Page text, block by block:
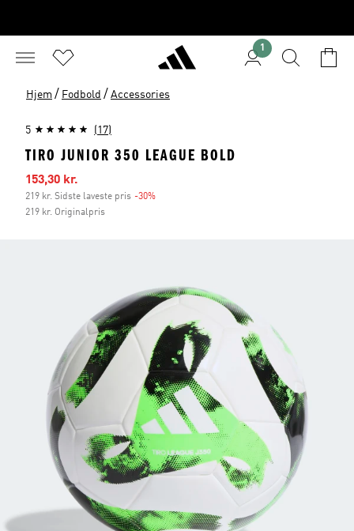
1
Hjem / Fodbold / Accessories
5 (17)
TIRO JUNIOR 350 LEAGUE BOLD
Udsalgspris
153,30 kr.
219 kr. Sidste laveste pris -30%
219 kr. Originalpris